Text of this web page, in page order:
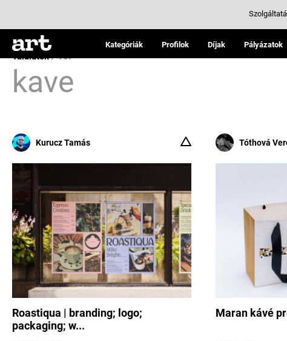
Kategóriák Profilok Díjak Pályázatok
Találatok/ 10:
kave
Kurucz Tamás
Roastiqua | branding; logo;
packaging; w...
Tóthová
Maran kávé